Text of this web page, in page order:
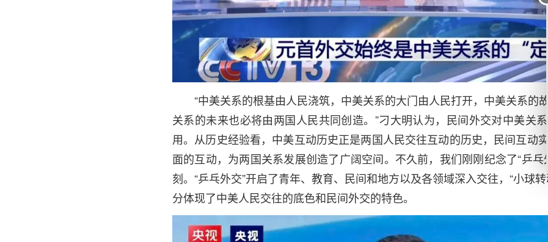
“中美关系的根基由人民浇筑，中美关系的大门由人民打开，中美关系的
关系的未来也必将由两国人民共同创造。”刁大明认为，民间外交对中美关系
用。从历史经验看，中美互动历史正是两国人民交往互动的历史，民间互动实
面的互动，为两国关系发展创造了广阔空间。不久前，我们刚刚纪念了“乒乓
刻。“乒乓外交”开启了青年、教育、民间和地方以及各领域深入交往，“小球
分体现了中美人民交往的底色和民间外交的特色。